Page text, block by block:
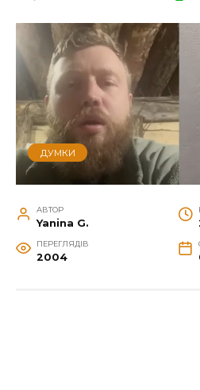
ДУМКИ
АВТОР
Yanina G.
ПЕРЕГЛЯДІВ
2004